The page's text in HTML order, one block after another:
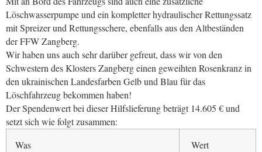
Löschwasserpumpe und ein kompletter hydraulischer Rettungssatz
mit Spreizer und Rettungsschere, ebenfalls aus den Altbeständen
der FFW Zangberg.
Wir haben uns auch sehr darüber gefreut, dass wir von den
Schwestern des Klosters Zangberg einen geweihten Rosenkranz in
den ukrainischen Landesfarben Gelb und Blau für das
Löschfahrzeug bekommen haben!
Der Spendenwert bei dieser Hilfslieferung beträgt 14.605 € und
setzt sich wie folgt zusammen:
Was
Wert